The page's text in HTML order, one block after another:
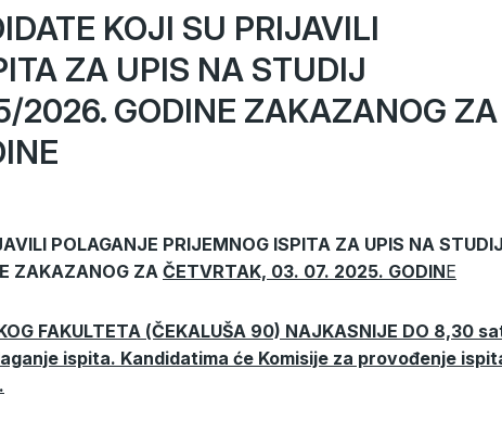
KOJI SU PRIJAVILI
ZA UPIS NA STUDIJ
2026. GODINE ZAKAZANOG ZA
POLAGANJE PRIJEMNOG ISPITA ZA UPIS NA
ZAKAZANOG ZA ČETVRTAK, 03. 07. 2025. GODINE
FAKULTETA (ČEKALUŠA 90) NAJKASNIJE DO 8,30
ispita. Kandidatima će Komisije za provođenje